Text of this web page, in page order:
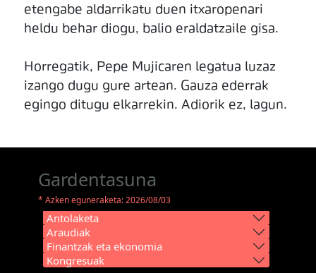
etengabe aldarrikatu duen itxaropenari
heldu behar diogu, balio eraldatzaile gisa.
Horregatik, Pepe Mujicaren legatua luzaz
izango dugu gure artean. Gauza ederrak
egingo ditugu elkarrekin. Adiorik ez, lagun.
Gardentasuna
* Azken eguneraketa: 2026/08/03
Antolaketa
Araudiak
Finantzak eta ekonomia
Kongresuak